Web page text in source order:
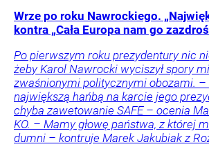
Wrze po roku Nawrockiego.
kontra „Cała Europa nam go
Po pierwszym roku prezydentury nic
żeby Karol Nawrocki wyciszył spory
zwaśnionymi politycznymi obozami. –
największą hańbą na karcie jego
chyba zawetowanie SAFE – ocenia
KO. – Mamy głowę państwa, z której
dumni – kontruje Marek Jakubiak z